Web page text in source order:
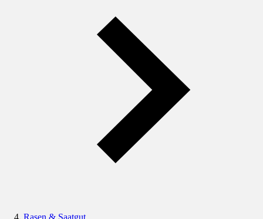
Rasen & Saatgut